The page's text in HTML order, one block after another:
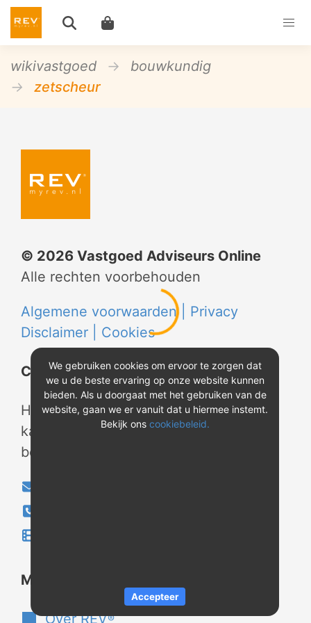
wikivastgoed
bouwkundig
zetscheur
© 2026 Vastgoed Adviseurs Online
Alle rechten voorbehouden
Algemene voorwaarden | Privacy
Disclaimer | Cookies
Contact
Heeft u vragen? Neem tijdens
kantooruren contact met ons op of
bekijk onze instructievideo's.
Meer over REV
Over REV®
We gebruiken cookies om ervoor te zorgen dat
we u de beste ervaring op onze website kunnen
bieden. Als u doorgaat met het gebruiken van de
website, gaan we er vanuit dat u hiermee instemt.
Bekijk ons cookiebeleid.
Accepteer